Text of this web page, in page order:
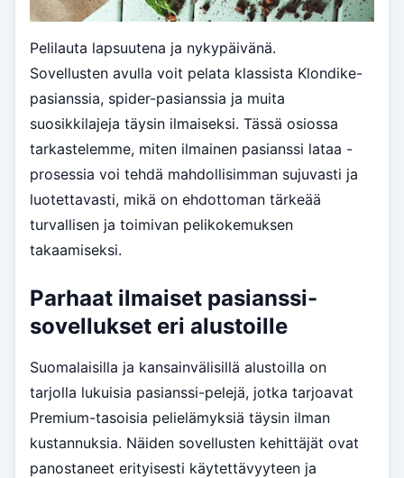
Pelilauta lapsuutena ja nykypäivänä.
Sovellusten avulla voit pelata klassista Klondike-
pasianssia, spider-pasianssia ja muita
suosikkilajeja täysin ilmaiseksi. Tässä osiossa
tarkastelemme, miten ilmainen pasianssi lataa -
prosessia voi tehdä mahdollisimman sujuvasti ja
luotettavasti, mikä on ehdottoman tärkeää
turvallisen ja toimivan pelikokemuksen
takaamiseksi.
Parhaat ilmaiset pasianssi-
sovellukset eri alustoille
Suomalaisilla ja kansainvälisillä alustoilla on
tarjolla lukuisia pasianssi-pelejä, jotka tarjoavat
Premium-tasoisia pelielämyksiä täysin ilman
kustannuksia. Näiden sovellusten kehittäjät ovat
panostaneet erityisesti käytettävyyteen ja